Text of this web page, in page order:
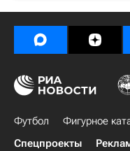
Футбол Фигурное
Спецпроекты